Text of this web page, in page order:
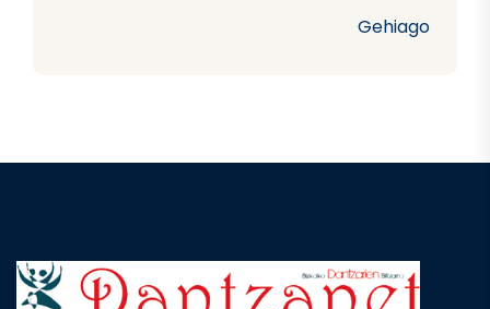
Gehiago